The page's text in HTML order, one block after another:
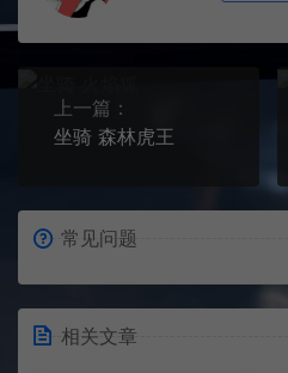
上一篇：
坐骑 森林虎王
常见问题
相关文章